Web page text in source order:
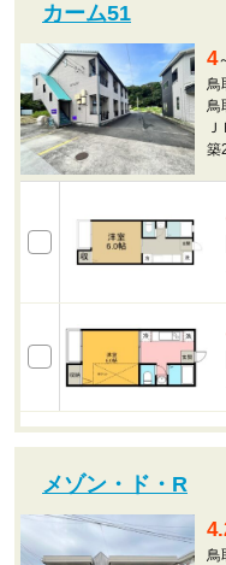
カーム51
4
鳥
鳥
築
メゾン・ド・R
鳥